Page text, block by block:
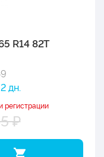
R14 82T
дн.
регистрации
₽